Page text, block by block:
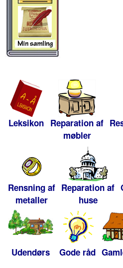
Leksikon Reparation af
møbler
Rensning af
metaller
Reparation af
huse
Udendørs Gode råd